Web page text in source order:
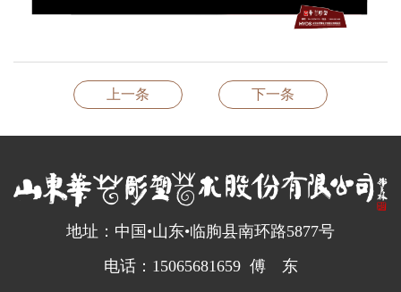
上一条 下一条
地址：中国•山东•临朐县南环路5877号
电话：15065681659 傅 东